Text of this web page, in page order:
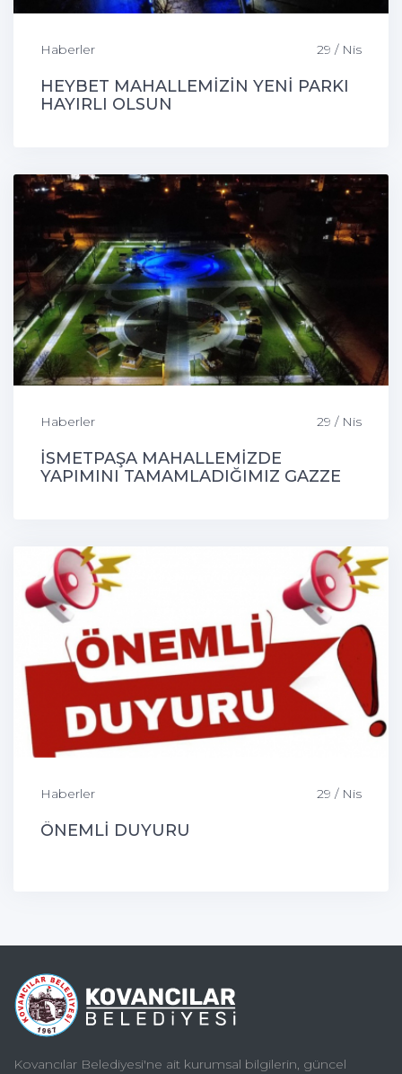
Haberler 29 / Nis
HEYBET MAHALLEMİZİN YENİ PARKI
HAYIRLI OLSUN
Haberler 29 / Nis
İSMETPAŞA MAHALLEMİZDE
YAPIMINI TAMAMLADIĞIMIZ GAZZE
Haberler 29 / Nis
ÖNEMLİ DUYURU
Kovancılar Belediyesi'ne ait kurumsal bilgilerin, güncel